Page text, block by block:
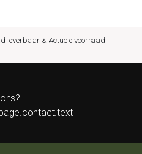
leverbaar & Actuele voorraad